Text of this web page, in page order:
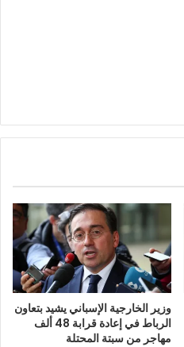
وزير الخارجية الإسباني يشيد بتعاون
الرباط في إعادة قرابة 48 ألف
مهاجر من سبتة المحتلة